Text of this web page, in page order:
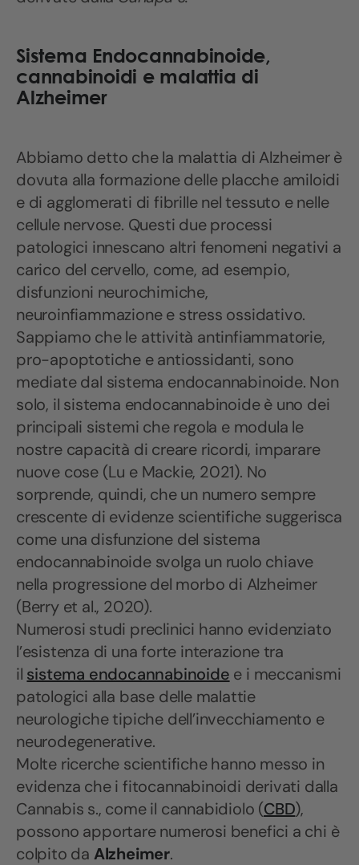
Sistema Endocannabinoide,
cannabinoidi e malattia di
Alzheimer
Abbiamo detto che la malattia di Alzheimer è
dovuta alla formazione delle placche amiloidi
e di agglomerati di fibrille nel tessuto e nelle
cellule nervose. Questi due processi
patologici innescano altri fenomeni negativi a
carico del cervello, come, ad esempio,
disfunzioni neurochimiche,
neuroinfiammazione e stress ossidativo.
Sappiamo che le attività antinfiammatorie,
pro-apoptotiche e antiossidanti, sono
mediate dal sistema endocannabinoide. Non
solo, il sistema endocannabinoide è uno dei
principali sistemi che regola e modula le
nostre capacità di creare ricordi, imparare
nuove cose (Lu e Mackie, 2021). No
sorprende, quindi, che un numero sempre
crescente di evidenze scientifiche suggerisca
come una disfunzione del sistema
endocannabinoide svolga un ruolo chiave
nella progressione del morbo di Alzheimer
(Berry et al., 2020).
Numerosi studi preclinici hanno evidenziato
l’esistenza di una forte interazione tra
il sistema endocannabinoide e i meccanismi
patologici alla base delle malattie
neurologiche tipiche dell’invecchiamento e
neurodegenerative.
Molte ricerche scientifiche hanno messo in
evidenza che i fitocannabinoidi derivati dalla
Cannabis s., come il cannabidiolo (CBD),
possono apportare numerosi benefici a chi è
colpito da Alzheimer.